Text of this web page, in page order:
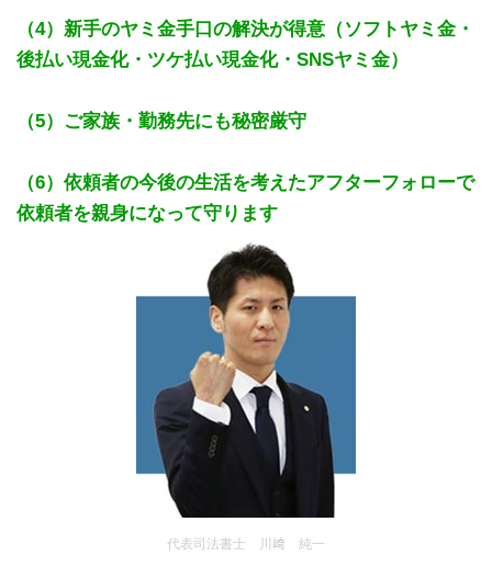
（4）新手のヤミ金手口の解決が得意（ソフトヤミ金・
後払い現金化・ツケ払い現金化・SNSヤミ金）
（5）ご家族・勤務先にも秘密厳守
（6）依頼者の今後の生活を考えたアフターフォローで
依頼者を親身になって守ります
代表司法書士 川﨑 純一